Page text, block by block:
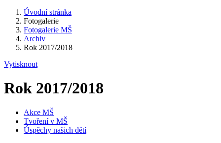
Úvodní stránka
Fotogalerie
Fotogalerie MŠ
Archiv
Rok 2017/2018
Vytisknout
Rok 2017/2018
Akce MŠ
Tvoření v MŠ
Úspěchy našich dětí